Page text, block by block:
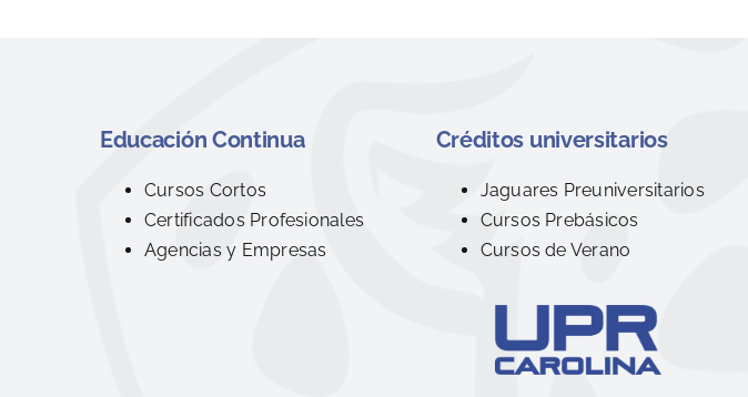
Educación Continua
Cursos Cortos
Certificados Profesionales
Agencias y Empresas
Créditos universitarios
Jaguares Preuniversitarios
Cursos Prebásicos
Cursos de Verano